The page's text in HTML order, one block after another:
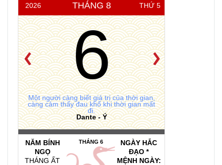
2026 THÁNG 8 THỨ 5
6
Một người càng biết giá trị của thời gian,
càng cảm thấy đau khổ khi thời gian mất
đi.
Dante - Ý
NĂM BÍNH
NGỌ
THÁNG ẤT
THÁNG 6
NGÀY HẮC
ĐẠO *
MỆNH NGÀY: